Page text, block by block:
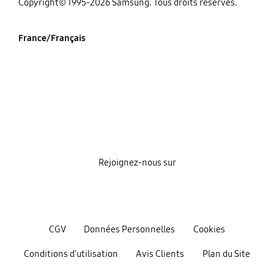
‌Copyright© 1995-2026 Samsung. Tous droits réservés.
France/Français
CGV Données Personnelles Cookies
Conditions d'utilisation Avis Clients Plan du Site
Rejoignez-nous sur